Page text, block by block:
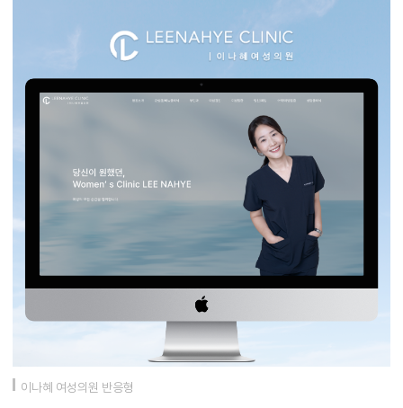
이나혜 여성의원 반응형